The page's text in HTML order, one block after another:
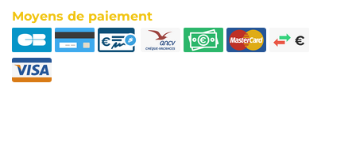
Moyens de paiement